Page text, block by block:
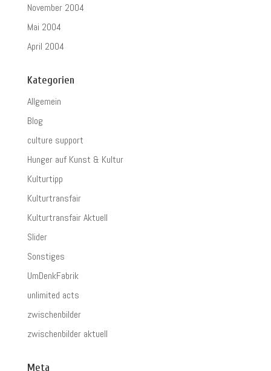
November 2004
Mai 2004
April 2004
Kategorien
Allgemein
Blog
culture support
Hunger auf Kunst & Kultur
Kulturtipp
Kulturtransfair
Kulturtransfair Aktuell
Slider
Sonstiges
UmDenkFabrik
unlimited acts
zwischenbilder
zwischenbilder aktuell
Meta